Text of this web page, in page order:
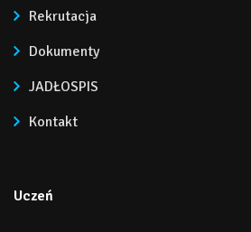
Rekrutacja
Dokumenty
JADŁOSPIS
Kontakt
Uczeń